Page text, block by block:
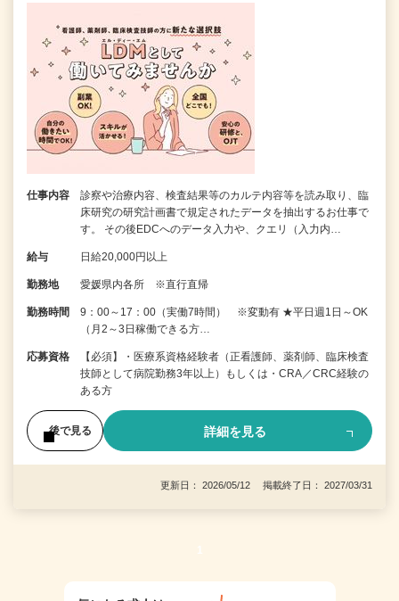
仕事内容
診察や治療内容、検査結果等のカルテ内容等を読み取り、臨
床研究の研究計画書で規定されたデータを抽出するお仕事で
す。 その後EDCへのデータ入力や、クエリ（入力内…
給与 日給20,000円以上
勤務地 愛媛県内各所 ※直行直帰
勤務時間
9：00～17：00（実働7時間） ※変動有 ★平日週1日～OK
（月2～3日稼働できる方…
応募資格
【必須】・医療系資格経験者（正看護師、薬剤師、臨床検査
技師として病院勤務3年以上）もしくは・CRA／CRC経験の
ある方
後で見る 詳細を見る
更新日： 2026/05/12 掲載終了日： 2027/03/31
1